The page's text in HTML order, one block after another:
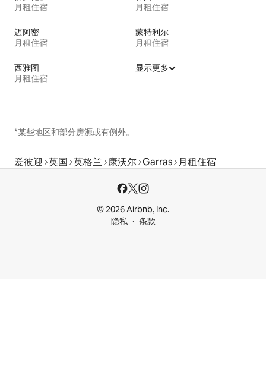
月租住宿
月租住宿
迈阿密
月租住宿
蒙特利尔
月租住宿
西雅图
月租住宿
显示更多
*某些地区和部分房源或有例外。
爱彼迎 英国 英格兰 康沃尔 Garras 月租住宿
© 2026 Airbnb, Inc.
隐私
条款